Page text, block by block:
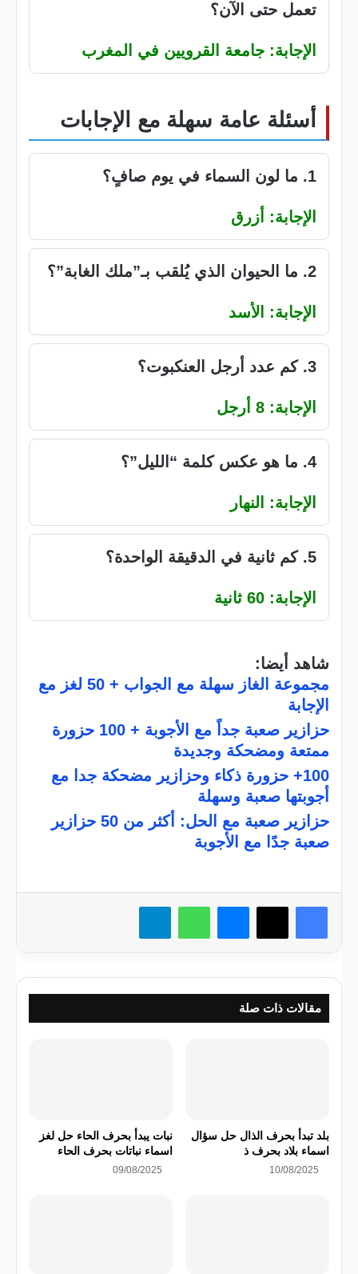
تعمل حتى الآن؟
الإجابة: جامعة القرويين في المغرب
أسئلة عامة سهلة مع الإجابات
1. ما لون السماء في يوم صافٍ؟
الإجابة: أزرق
2. ما الحيوان الذي يُلقب بـ”ملك الغابة”؟
الإجابة: الأسد
3. كم عدد أرجل العنكبوت؟
الإجابة: 8 أرجل
4. ما هو عكس كلمة “الليل”؟
الإجابة: النهار
5. كم ثانية في الدقيقة الواحدة؟
الإجابة: 60 ثانية
شاهد أيضا:
مجموعة الغاز سهلة مع الجواب + 50 لغز مع
الإجابة
حزازير صعبة جداً مع الأجوبة + 100 حزورة
ممتعة ومضحكة وجديدة
100+ حزورة ذكاء وحزازير مضحكة جدا مع
أجوبتها صعبة وسهلة
حزازير صعبة مع الحل: أكثر من 50 حزازير
صعبة جدًا مع الأجوبة
فيسبوك X ماسنجر واتساب
مقالات ذات صلة
بلد تبدأ بحرف الذال حل سؤال
اسماء بلاد بحرف ذ
10/08/2025
نبات يبدأ بحرف الحاء حل لغز
اسماء نباتات بحرف الحاء
09/08/2025